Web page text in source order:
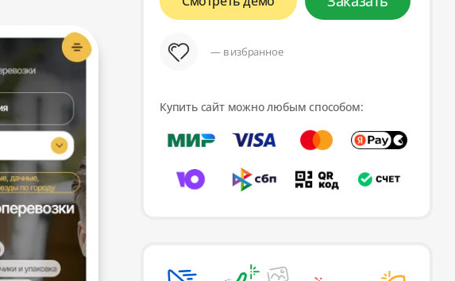
— в избранное
Купить сайт можно любым способом: